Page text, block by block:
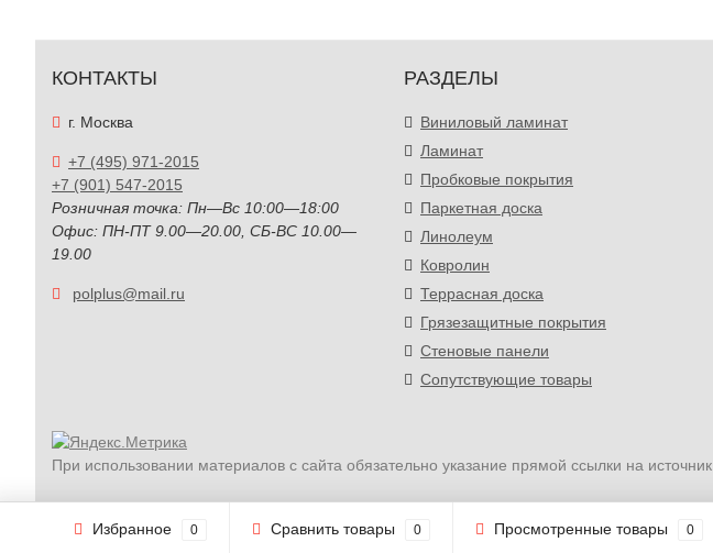
КОНТАКТЫ
г. Москва
+7 (495) 971-2015
+7 (901) 547-2015
Розничная точка: Пн—Вс 10:00—18:00
Офис: ПН-ПТ 9.00—20.00, СБ-ВС 10.00—
19.00
polplus@mail.ru
РАЗДЕЛЫ
Виниловый ламинат
Ламинат
Пробковые покрытия
Паркетная доска
Линолеум
Ковролин
Террасная доска
Грязезащитные покрытия
Стеновые панели
Сопутствующие товары
При использовании материалов с сайта обязательно указание прямой ссылки на источник.
Избранное 0 Сравнить товары 0 Просмотренные товары 0